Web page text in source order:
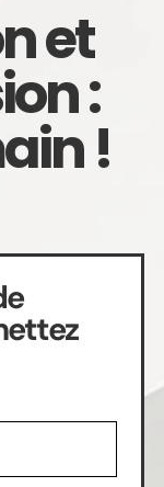
et
:
!